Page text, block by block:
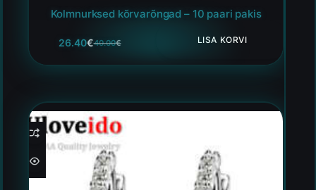
Kolmnurksed kõrvarõngad – 10 paari pakis
40.00€
26.40€ LISA KORVI